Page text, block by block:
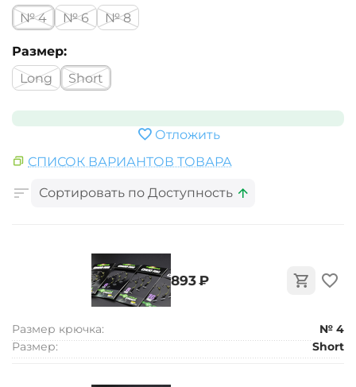
№ 4
№ 6 № 8
Размер:
Long
Short
Отложить
СПИСОК ВАРИАНТОВ ТОВАРА
Сортировать по Доступность
‍893‍ ₽
Размер крючка:
№ 4
Размер:
Short